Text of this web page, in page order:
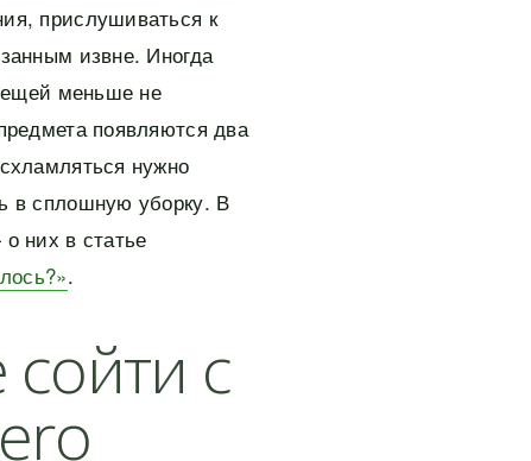
прислушиваться к
извне. Иногда
меньше не
появляются два
нужно
в сплошную уборку. В
них в статье
.
сойти с